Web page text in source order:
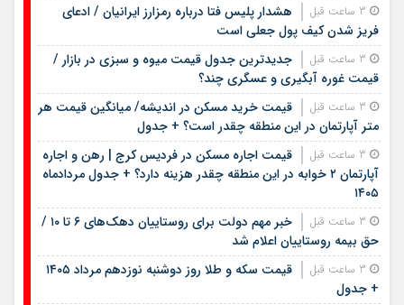
هشدار پلیس فتا درباره رمزارز ایرانیان / ادعای
فریز شدن کیف پول جعلی است
جدیدترین جدول قیمت میوه و سبزی در بازار /
قیمت غوره آبگیری و عسگری چند؟
قیمت خرید مسکن در اندیشه/ میانگین قیمت هر
متر آپارتمان در این منطقه چقدر است؟ + جدول
قیمت اجاره مسکن در فردیس کرج | رهن و اجاره
آپارتمان ۲ خوابه در این منطقه چقدر هزینه دارد؟ + جدول مردادماه
۱۴۰۵
خبر مهم دولت برای روستاییان دهک‌های ۶ تا ۱۰ /
حق بیمه روستاییان اعلام شد
قیمت سکه و طلا روز دوشنبه نوزدهم مرداد ۱۴۰۵
+ جدول